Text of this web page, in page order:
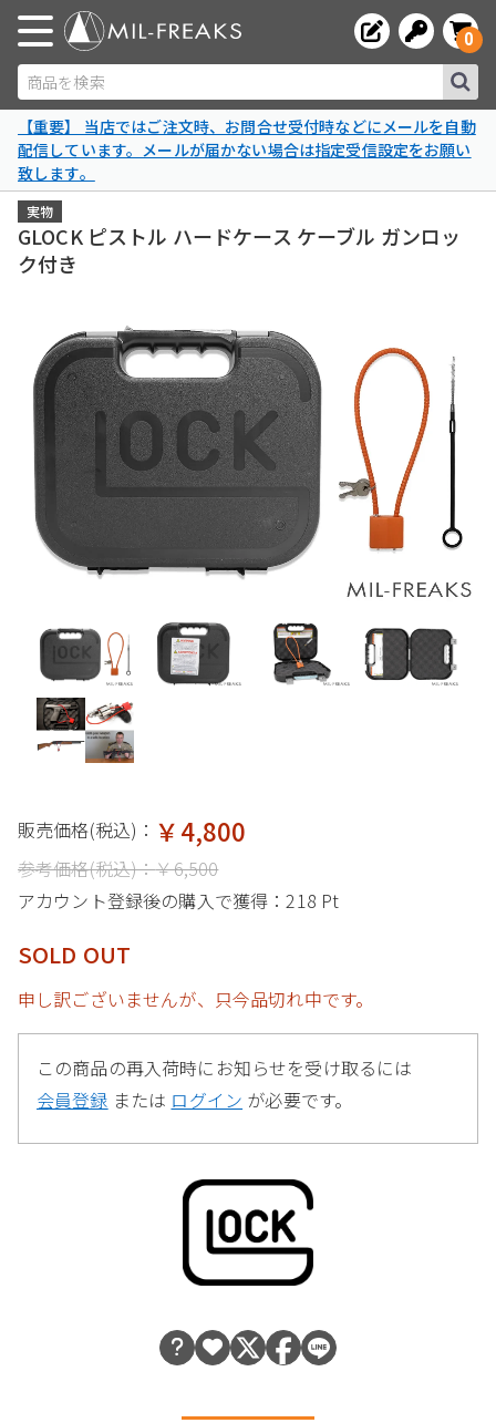
商品を検索
0
【重要】 当店ではご注文時、お問合せ受付時などにメールを自動
配信しています。メールが届かない場合は指定受信設定をお願い
致します。
実物
GLOCK ピストル ハードケース ケーブル ガンロッ
ク付き
販売価格(税込)： ￥4,800
参考価格(税込)：￥6,500
アカウント登録後の購入で獲得：218 Pt
SOLD OUT
申し訳ございませんが、只今品切れ中です。
この商品の再入荷時にお知らせを受け取るには
会員登録 または ログイン が必要です。